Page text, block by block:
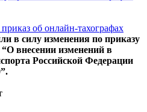
об онлайн-тахографах
в силу изменения по приказу
внесении изменений в
Российской Федерации